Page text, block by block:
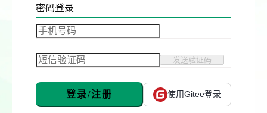
密码登录
发送验证码
登录/注册 使用Gitee登录